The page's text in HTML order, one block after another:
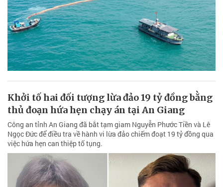
Khởi tố hai đối tượng lừa đảo 19 tỷ đồng bằng
thủ đoạn hứa hẹn chạy án tại An Giang
Công an tỉnh An Giang đã bắt tạm giam Nguyễn Phước Tiền và Lê
Ngọc Đức để điều tra về hành vi lừa đảo chiếm đoạt 19 tỷ đồng qua
việc hứa hẹn can thiệp tố tụng.